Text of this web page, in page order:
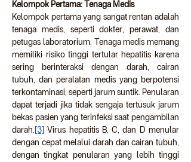
Kelompok Pertama: Tenaga Medis
Kelompok pertama yang sangat rentan adalah
tenaga medis, seperti dokter, perawat, dan
petugas laboratorium. Tenaga medis memang
memiliki risiko tinggi tertular hepatitis karena
sering berinteraksi dengan darah, cairan
tubuh, dan peralatan medis yang berpotensi
terkontaminasi, seperti jarum suntik. Penularan
dapat terjadi jika tidak sengaja tertusuk jarum
bekas pasien yang terinfeksi saat pengambilan
darah. [3] Virus hepatitis B, C, dan D menular
dengan cepat melalui darah dan cairan tubuh,
dengan tingkat penularan yang lebih tinggi